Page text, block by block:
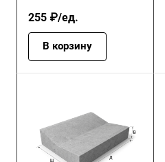
255 ₽/ед.
В корзину